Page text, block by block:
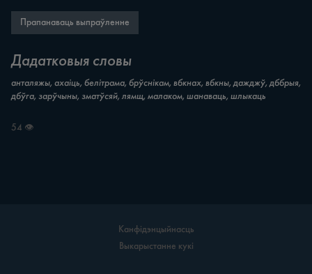
Прапанаваць выпраўленне
Дадатковыя словы
анталяжы, ахаіць, белітрама, брўснікам, вбкнах, вбкны, дажджў, дббрыя,
дбўга, зарўчыны, зматўсяй, лямщ, малаком, шанаваць, шлыкаць
54 👁
Канфідэнцыйнасць
Выкарыстанне кукі